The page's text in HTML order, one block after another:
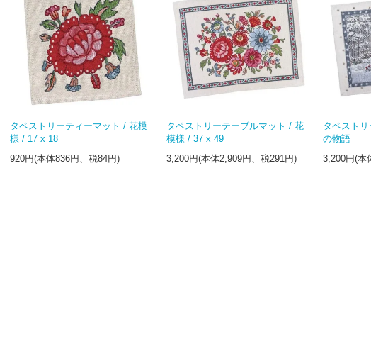
タペストリーティーマット / 花模
様 / 17 x 18
920円(本体836円、税84円)
タペストリーテーブルマット / 花
模様 / 37 x 49
3,200円(本体2,909円、税291円)
タペスト
の物語
3,200円(本